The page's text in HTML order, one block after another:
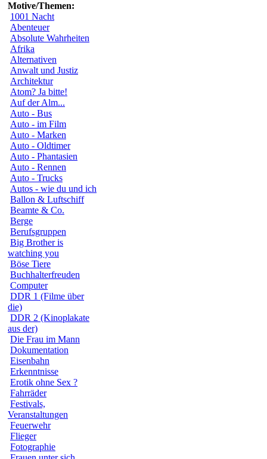
Motive/Themen:
1001 Nacht
Abenteuer
Absolute Wahrheiten
Afrika
Alternativen
Anwalt und Justiz
Architektur
Atom? Ja bitte!
Auf der Alm...
Auto - Bus
Auto - im Film
Auto - Marken
Auto - Oldtimer
Auto - Phantasien
Auto - Rennen
Auto - Trucks
Autos - wie du und ich
Ballon & Luftschiff
Beamte & Co.
Berge
Berufsgruppen
Big Brother is
watching you
Böse Tiere
Buchhalterfreuden
Computer
DDR 1 (Filme über
die)
DDR 2 (Kinoplakate
aus der)
Die Frau im Mann
Dokumentation
Eisenbahn
Erkenntnisse
Erotik ohne Sex ?
Fahrräder
Festivals,
Veranstaltungen
Feuerwehr
Flieger
Fotographie